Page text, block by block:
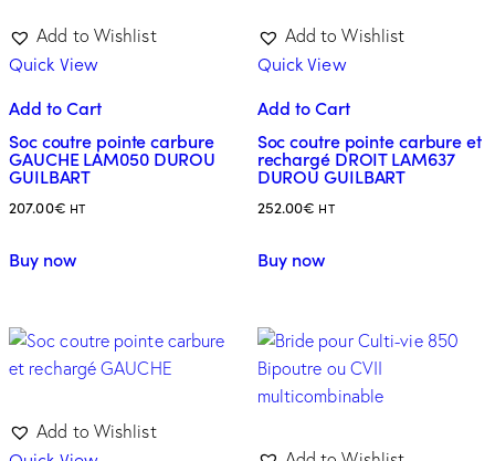
Add to Wishlist
Quick View
Add to Cart
Soc coutre pointe carbure
GAUCHE LAM050 DUROU
GUILBART
207.00€ HT
Buy now
Add to Wishlist
Quick View
Add to Cart
Soc coutre pointe carbure et
rechargé DROIT LAM637
DUROU GUILBART
252.00€ HT
Buy now
Add to Wishlist